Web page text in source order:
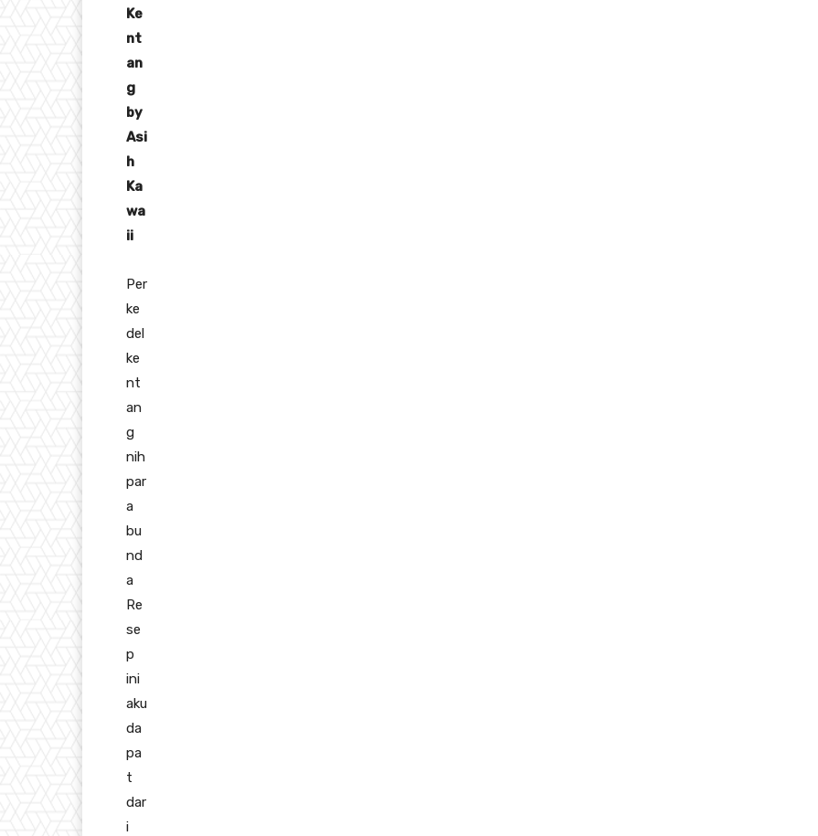
Ke
nt
an
g
by
Asi
h
Ka
wa
ii
Per
ke
del
ke
nt
an
g
nih
par
a
bu
nd
a
Re
se
p
ini
aku
da
pa
t
dar
i